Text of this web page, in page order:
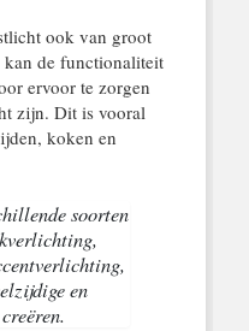
ook van groot
de functionaliteit
ervoor te zorgen
zijn. Dit is vooral
koken en
soorten
en